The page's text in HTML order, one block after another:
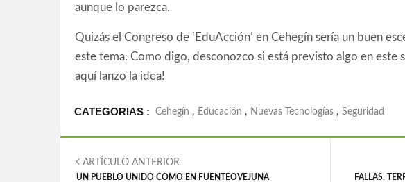
aunque lo parezca.
Quizás el Congreso de ‘EduAcción’ en Cehegín sería un buen
este tema. Como digo, desconozco si está previsto algo en este
aquí lanzo la idea!
CATEGORIAS : Cehegín , Educación , Nuevas Tecnologías , Seguridad
ARTÍCULO ANTERIOR
UN PUEBLO UNIDO COMO EN FUENTEOVEJUNA
FALLAS,